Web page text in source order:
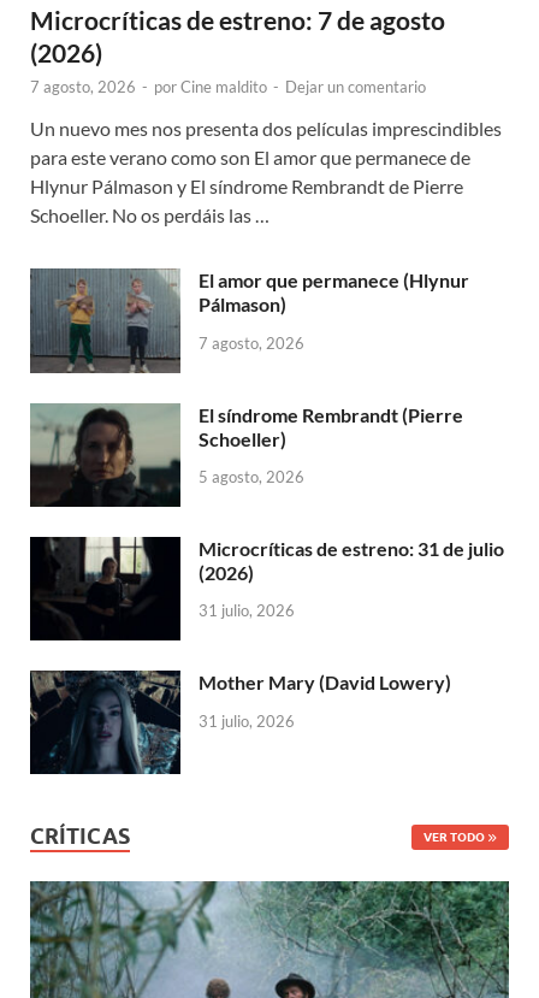
Microcríticas de estreno: 7 de agosto
(2026)
7 agosto, 2026 - porCine maldito - Dejar un comentario
Un nuevo mes nos presenta dos películas imprescindibles
para este verano como son El amor que permanece de
Hlynur Pálmason y El síndrome Rembrandt de Pierre
Schoeller. No os perdáis las …
El amor que permanece (Hlynur
Pálmason)
7 agosto, 2026
El síndrome Rembrandt (Pierre
Schoeller)
5 agosto, 2026
Microcríticas de estreno: 31 de julio
(2026)
31 julio, 2026
Mother Mary (David Lowery)
31 julio, 2026
CRÍTICAS VER TODO